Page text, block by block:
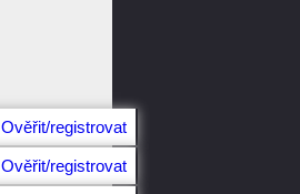
Ověřit/registrovat
Ověřit/registrovat